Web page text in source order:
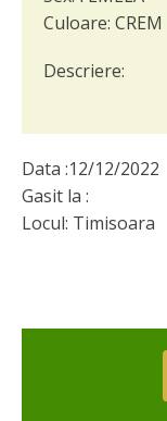
Culoare: CREM
Descriere:
Data :12/12/2022
Gasit la :
Locul: Timisoara